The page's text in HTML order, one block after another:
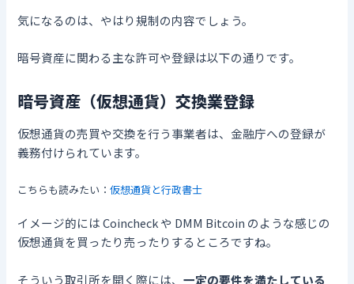
気になるのは、やはり規制の内容でしょう。
暗号資産に関わる主な許可や登録は以下の通りです。
暗号資産（仮想通貨）交換業登録
仮想通貨の売買や交換を行う事業者は、金融庁への登録が
義務付けられています。
こちらも読みたい：仮想通貨と行政書士
イメージ的には Coincheck や DMM Bitcoin のような感じの
仮想通貨を買ったり売ったりするところですね。
そういう取引所を開く際には、一定の要件を満たしている